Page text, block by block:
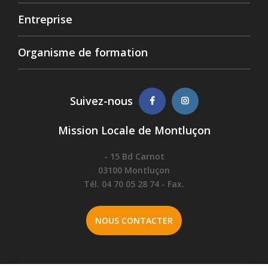
Entreprise
Organisme de formation
Suivez-nous
Mission Locale de Montluçon
- 15 Bd Carnot
03100 Montluçon
Tél. 04 70 05 28 74 - Fax.
NOUS CONTACTER